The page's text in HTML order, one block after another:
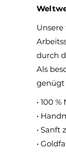
durch
Als
genügt
• 100
•
•
•